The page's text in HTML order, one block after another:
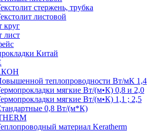
стержень, трубка
листовой
круг
лист
Китай
теплопроводности Вт/мК 1,4
мягкие Вт/(м•К) 0,8 и 2,0
мягкие Вт/(м•К) 1,1 ; 2,5
0,8 Вт/(м*К)
материал Keratherm